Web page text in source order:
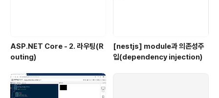
ASP.NET Core - 2. 라우팅(R
outing)
[nestjs] module과 의존성주
입(dependency injection)